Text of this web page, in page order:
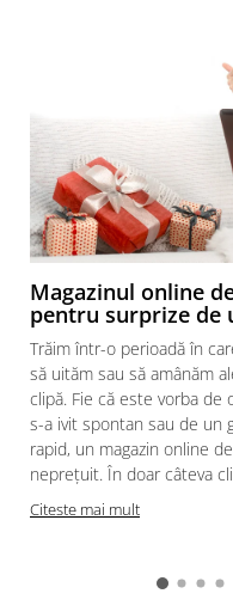
Magazinul online
pentru surprize de
Trăim într-o perioadă în
să uităm sau să amânăm
clipă. Fie că este vorba de
s-a ivit spontan sau de un
rapid, un magazin online
neprețuit. În doar câteva
Citeste mai mult